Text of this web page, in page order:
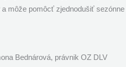
a môže pomôcť zjednodušiť
Bednárová, právnik OZ DLV